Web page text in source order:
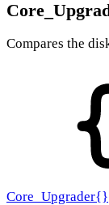
Compares the
Core_Upgrader{}